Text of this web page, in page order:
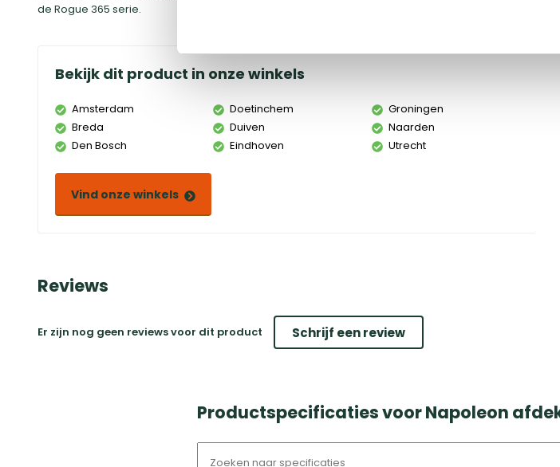
de Rogue 365 serie.
Bekijk dit product in onze winkels
Amsterdam
Breda
Den Bosch
Doetinchem
Duiven
Eindhoven
Groningen
Naarden
Utrecht
Vind onze winkels
Reviews
Er zijn nog geen reviews voor dit product Schrijf een review
Productspecificaties voor Napoleon